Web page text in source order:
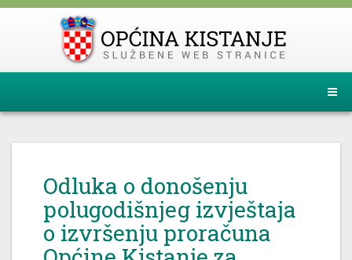
Odluka o donošenju
polugodišnjeg izvještaja
o izvršenju proračuna